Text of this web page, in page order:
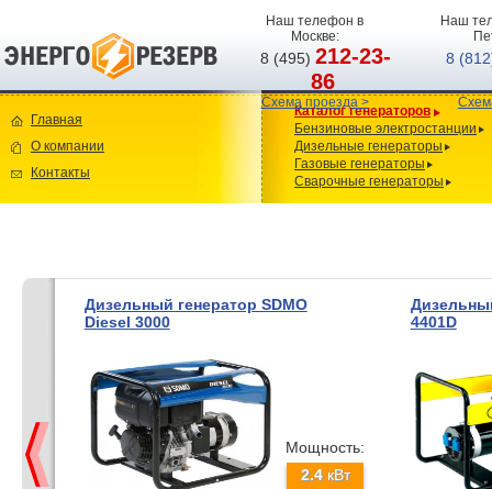
Наш телефон в
Москве:
8 (495)212-23-
86
Схема проезда >
Наш
8
Главная
О компании
Контакты
Каталог генераторов
Бензиновые электростанции
Дизельные генераторы
Газовые генераторы
Сварочные генераторы
Дизельный генератор SDMO
Diesel 3000
Мощность:
2.4кВт
4401D